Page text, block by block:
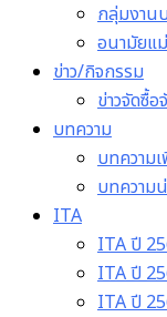
กลุ่มงาน
อนามัยแ
ข่าว/กิจกรรม
ข่าวจัดซื้
บทความ
บทความ
บทความ
ITA
ITA ปี
ITA ปี
ITA ปี